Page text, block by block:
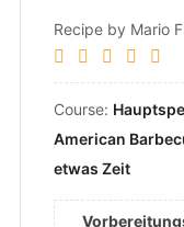
Recipe by Mario
Course:
American
etwas Zeit